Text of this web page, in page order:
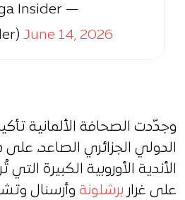
Insider
June 14, 2026
وجدّدت الصحافة الألمانية
الدولي الجزائري الصاعد،
الأندية الأوروبية الكبيرة
على غرار برشلونة وأرسنال